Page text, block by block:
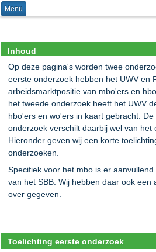
Menu
Inhoud
Op deze pagina's worden twee
eerste onderzoek hebben het UWV en
arbeidsmarktpositie van mbo'ers en
het tweede onderzoek heeft het UWV
hbo'ers en wo'ers in kaart gebracht.
onderzoek verschilt daarbij wel van het
Hieronder geven wij een korte
onderzoeken.
Specifiek voor het mbo is er
van het SBB. Wij hebben daar ook een
over gegeven.
Toelichting eerste onderzoek